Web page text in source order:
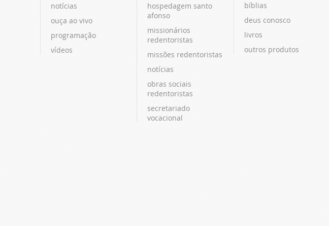
notícias
ouça ao vivo
programação
vídeos
hospedagem santo
afonso
missionários
redentoristas
missões redentoristas
notícias
obras sociais
redentoristas
secretariado
vocacional
bíblias
deus conosco
livros
outros produtos